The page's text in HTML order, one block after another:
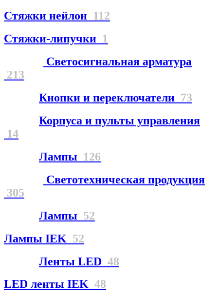
Стяжки нейлон 112
Стяжки-липучки 1
Светосигнальная арматура
213
Кнопки и переключатели 73
Корпуса и пульты управления
14
Лампы 126
Светотехническая продукция
305
Лампы 52
Лампы IEK 52
Ленты LED 48
LED ленты IEK 48